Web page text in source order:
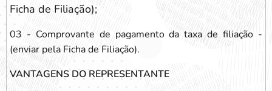
Ficha de Filiação);
03 - Comprovante de pagamento da taxa de filiação -
(enviar pela Ficha de Filiação).
VANTAGENS DO REPRESENTANTE